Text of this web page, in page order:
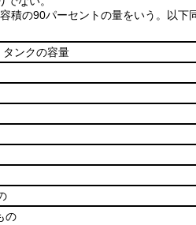
積の90パーセントの量をいう。以下
タンクの容量
の